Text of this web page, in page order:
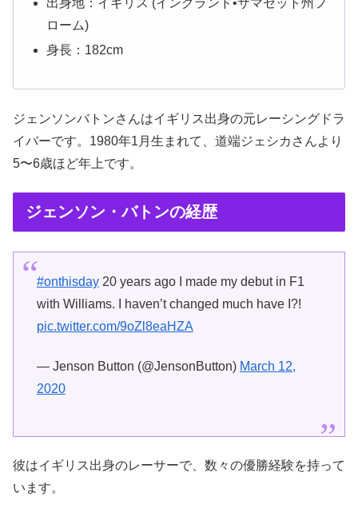
ローム)
身長：182cm
ジェンソンバトンさんはイギリス出身の元レーシングドラ
イバーです。1980年1月生まれて、道端ジェシカさんより
5〜6歳ほど年上です。
ジェンソン・バトンの経歴
#onthisday20 years ago I made my debut in F1
with Williams. I haven’t changed much have I?!
pic.twitter.com/9oZl8eaHZA
— Jenson Button (@JensonButton) March 12,
2020
彼はイギリス出身のレーサーで、数々の優勝経験を持って
います。